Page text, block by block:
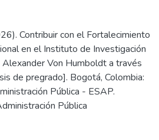
Contribuir con el Fortalecimiento
en el Instituto de Investigación
Von Humboldt a través
de pregrado]. Bogotá, Colombia:
Pública - ESAP.
Pública